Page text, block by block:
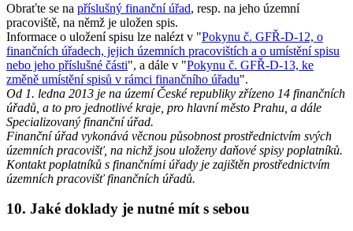
Obraťte se na příslušný finanční úřad, resp. na jeho územní
pracoviště, na němž je uložen spis.
Informace o uložení spisu lze nalézt v "Pokynu č. GFŘ-D-12, o
finančních úřadech, jejich územních pracovištích a o umístění spisu
nebo jeho příslušné části", a dále v "Pokynu č. GFŘ-D-13, ke
změně umístění spisů v rámci finančního úřadu".
Od 1. ledna 2013 je na území České republiky zřízeno 14 finančních
úřadů, a to pro jednotlivé kraje, pro hlavní město Prahu, a dále
Specializovaný finanční úřad.
Finanční úřad vykonává věcnou působnost prostřednictvím svých
územních pracovišť, na nichž jsou uloženy daňové spisy poplatníků.
Kontakt poplatníků s finančními úřady je zajištěn prostřednictvím
územních pracovišť finančních úřadů.
10. Jaké doklady je nutné mít s sebou